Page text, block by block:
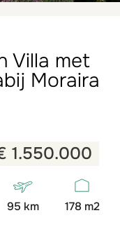
Villa met
Moraira
1.550.000
95 km 178 m2